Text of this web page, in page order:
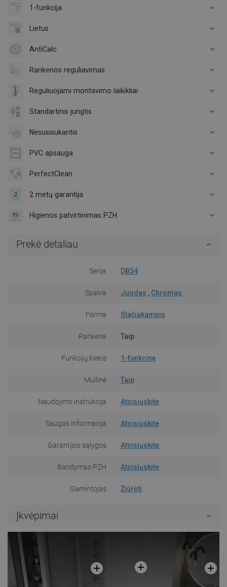
1-funkcija
Lietus
AntiCalc
Rankenos reguliavimas
Reguliuojami montavimo laikikliai
Standartinis jungtis
Nesusisukantis
PVC apsauga
PerfectClean
2 metų garantija
Higienos patvirtinimas PZH
Prekė detaliau
Serija DB54
Spalva Juodas , Chromas
Forma Stačiakampis
Rankena Taip
Funkcijų kiekis 1-funkcinė
Muilinė Taip
Naudojimo instrukcija Atsisiųskite
Saugos informacija Atsisiųskite
Garantijos sąlygos Atsisiųskite
Bandymas PZH Atsisiųskite
Gamintojas Žiūrėti
Įkvėpimai